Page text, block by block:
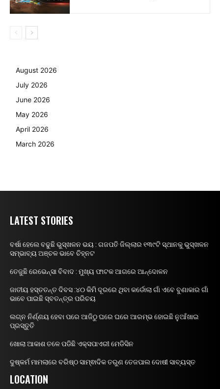
August 2026
July 2026
June 2026
May 2026
April 2026
March 2026
LATEST STORIES
ବର୍ଷା ହେଲେ ବଢୁଛି ଭୁସ୍ଖଳନ ଭୟ : ଗଜପତି ଜିଲ୍ଲାର ୧୩୯ଟି ସ୍ଥାନକୁ ଭୁସ୍ଖଳନ
ସମ୍ଭାବ୍ୟ ଅଞ୍ଚଳ ଭାବେ ଚିହ୍ନଟ
ତେଜୁଛି ରେଭେନ୍ସା ବିବାଦ : ମୁଖ୍ୟ ଫାଟକ ଆଗରେ ଆନ୍ଦୋଳନ
ଜାତୀୟ ହସ୍ତତନ୍ତ ଦିବସ :୪୦ କିମି ଦୂରରେ ଥିବା କର୍ଡୋଲା ଗାଁ ଏବେ ବୁଣାକାର ଗାଁ
ଭାବେ ପାଇଛି ସ୍ବତନ୍ତ୍ର ପରିଚୟ
ଲଗ୍ନ ନିର୍ଣ୍ଣୟ ହେବା ପରେ ଆଜିଠୁ ଘରେ ଘରେ ଆରମ୍ଭ ହୋଇଛି ନୁଆଁଖାଇ
ପ୍ରସ୍ତୁତି
ଖୋଲା ଆକାଶ ତଳେ ପଡିଛି ଏକ୍ସପାଏରୀ ମେଡିସିନ
ଦୁଷ୍କର୍ମ ମାମଲାରେ ବରିଷ୍ଠ ସାମ୍ଵାଦିକ ତରୁଣ ତେଜପାଲ ଦୋଷୀ ସାବ୍ୟସ୍ତ
LOCATION